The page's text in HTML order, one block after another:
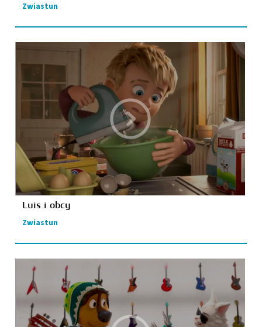
Zwiastun
Luis i obcy
Zwiastun